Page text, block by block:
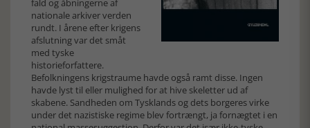
fald og åbningerne af
nationale arkiver verden
rundt. I årene efter krigens
afslutning var det småt
med tyske
historieforfattere.
Befolkningens krigstraume havde også ramt disse. Ingen
havde lyst til eller mulighed for at hive skeletter ud af
skabene. Sandheden om Tysklands og dets borgeres virke
under det nazistiske regime blev fortrængt, ja fornægtet i en